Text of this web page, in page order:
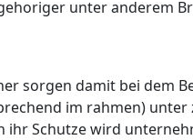
unter anderem
sorgen damit bei dem
im rahmen) unter
ihr Schutze wird